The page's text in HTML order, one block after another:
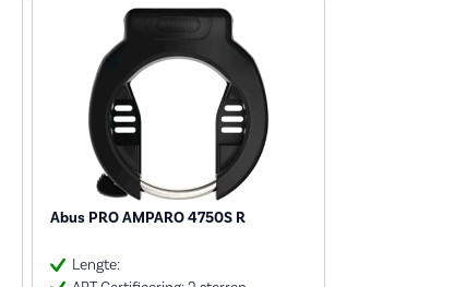
Abus PRO AMPARO 4750S R
Lengte: